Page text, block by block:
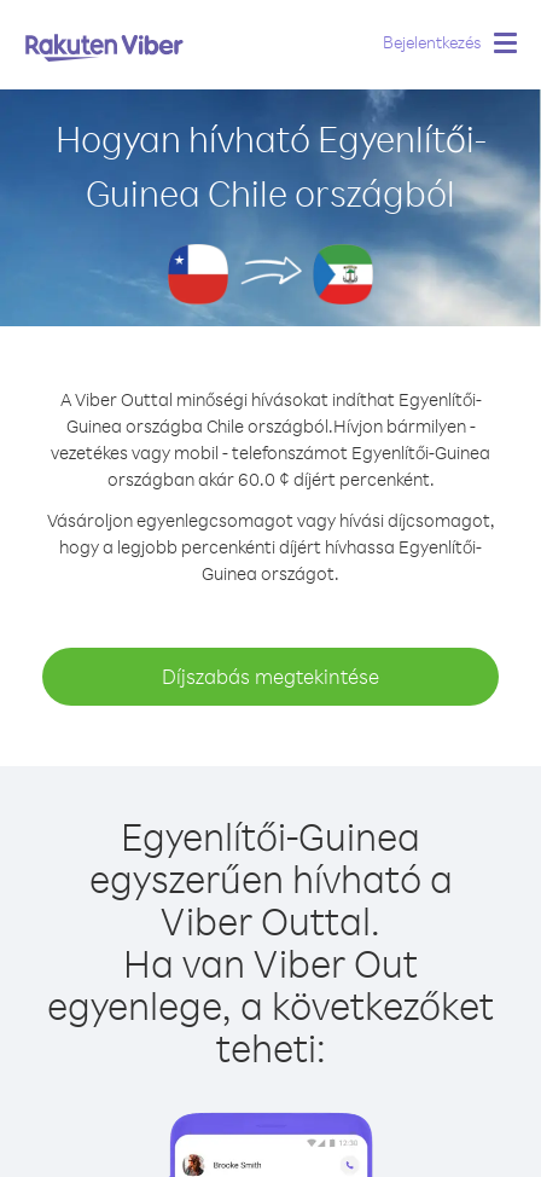
Bejelentkezés
Hogyan hívható Egyenlítői-
Guinea Chile országból
A Viber Outtal minőségi hívásokat indíthat Egyenlítői-
Guinea országba Chile országból.Hívjon bármilyen -
vezetékes vagy mobil - telefonszámot Egyenlítői-Guinea
országban akár 60.0 ¢ díjért percenként.
Vásároljon egyenlegcsomagot vagy hívási díjcsomagot,
hogy a legjobb percenkénti díjért hívhassa Egyenlítői-
Guinea országot.
Díjszabás megtekintése
Egyenlítői-Guinea
egyszerűen hívható a
Viber Outtal.
Ha van Viber Out
egyenlege, a következőket
teheti: